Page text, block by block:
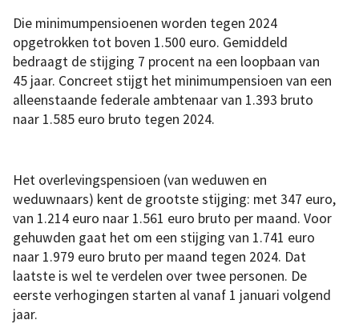
Die minimumpensioenen worden tegen 2024
opgetrokken tot boven 1.500 euro. Gemiddeld
bedraagt de stijging 7 procent na een loopbaan van
45 jaar. Concreet stijgt het minimumpensioen van een
alleenstaande federale ambtenaar van 1.393 bruto
naar 1.585 euro bruto tegen 2024.
Het overlevingspensioen (van weduwen en
weduwnaars) kent de grootste stijging: met 347 euro,
van 1.214 euro naar 1.561 euro bruto per maand. Voor
gehuwden gaat het om een stijging van 1.741 euro
naar 1.979 euro bruto per maand tegen 2024. Dat
laatste is wel te verdelen over twee personen. De
eerste verhogingen starten al vanaf 1 januari volgend
jaar.